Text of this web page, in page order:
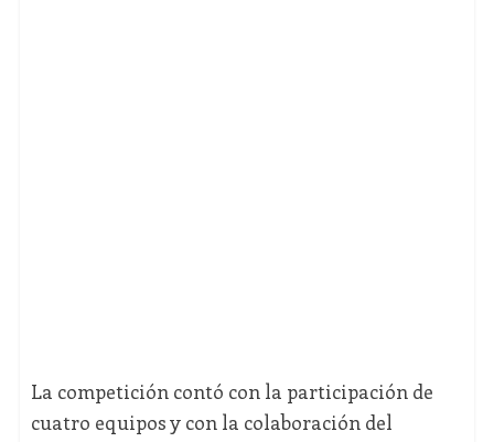
La competición contó con la participación de
cuatro equipos y con la colaboración del